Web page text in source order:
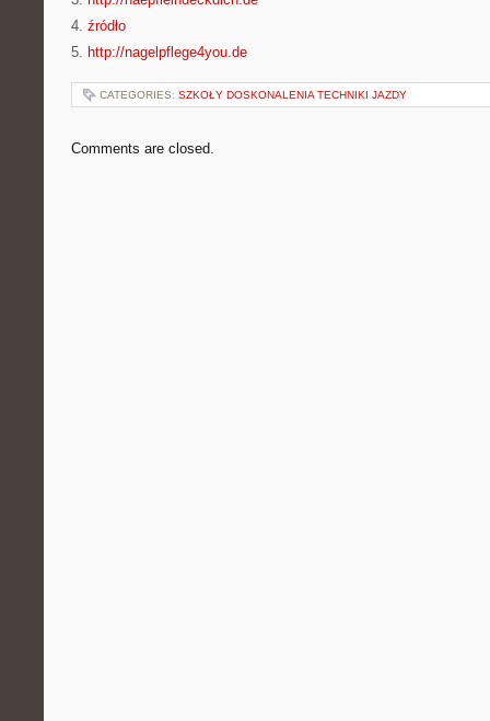
4. źródło
5. http://nagelpflege4you.de
CATEGORIES: SZKOŁY DOSKONALENIA TECHNIKI JAZDY
Comments are closed.